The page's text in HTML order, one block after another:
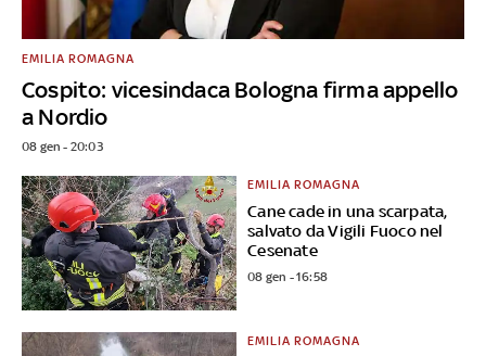
Cospito: vicesindaca Bologna firma appello
a Nordio
EMILIA ROMAGNA
08 gen - 20:03
Cane cade in una scarpata,
salvato da Vigili Fuoco nel
Cesenate
EMILIA ROMAGNA
08 gen - 16:58
EMILIA ROMAGNA